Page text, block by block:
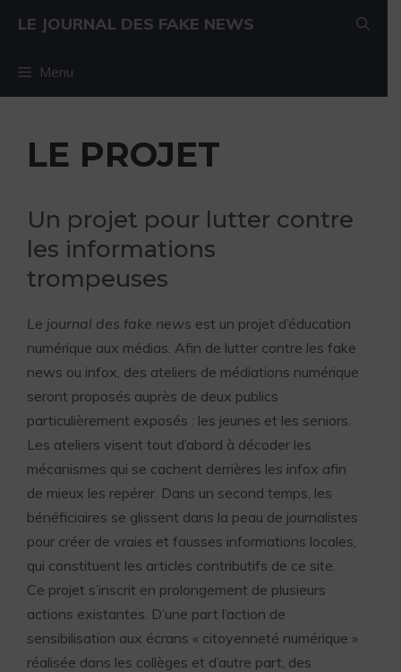
LE JOURNAL DES FAKE NEWS
Menu
LE PROJET
Un projet pour lutter contre
les informations
trompeuses
Le journal des fake news est un projet d’éducation
numérique aux médias. Afin de lutter contre les fake
news ou infox, des ateliers de médiations numérique
seront proposés auprès de deux publics
particulièrement exposés : les jeunes et les seniors.
Les ateliers visent tout d’abord à décoder les
mécanismes qui se cachent derrières les infox afin
de mieux les repérer. Dans un second temps, les
bénéficiaires se glissent dans la peau de journalistes
pour créer de vraies et fausses informations locales,
qui constituent les articles contributifs de ce site.
Ce projet s’inscrit en prolongement de plusieurs
actions existantes. D’une part l’action de
sensibilisation aux écrans « citoyenneté numérique »
réalisée dans les collèges et d’autre part, des